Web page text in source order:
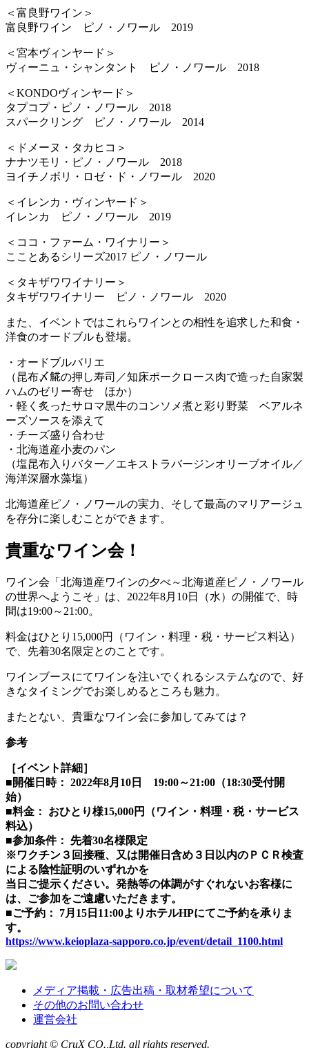
＜富良野ワイン＞
富良野ワイン ピノ・ノワール 2019
＜宮本ヴィンヤード＞
ヴィーニュ・シャンタント ピノ・ノワール 2018
＜KONDOヴィンヤード＞
タプコプ・ピノ・ノワール 2018
スパークリング ピノ・ノワール 2014
＜ドメーヌ・タカヒコ＞
ナナツモリ・ピノ・ノワール 2018
ヨイチノボリ・ロゼ・ド・ノワール 2020
＜イレンカ・ヴィンヤード＞
イレンカ ピノ・ノワール 2019
＜ココ・ファーム・ワイナリー＞
こことあるシリーズ2017 ピノ・ノワール
＜タキザワワイナリー＞
タキザワワイナリー ピノ・ノワール 2020
また、イベントではこれらワインとの相性を追求した和食・
洋食のオードブルも登場。
・オードブルバリエ
（昆布〆𩸽の押し寿司／知床ポークロース肉で造った自家製
ハムのゼリー寄せ ほか）
・軽く炙ったサロマ黒牛のコンソメ煮と彩り野菜 ベアルネ
ーズソースを添えて
・チーズ盛り合わせ
・北海道産小麦のパン
（塩昆布入りバター／エキストラバージンオリーブオイル／
海洋深層水藻塩）
北海道産ピノ・ノワールの実力、そして最高のマリアージュ
を存分に楽しむことができます。
貴重なワイン会！
ワイン会「北海道産ワインの夕べ～北海道産ピノ・ノワール
の世界へようこそ」は、2022年8月10日（水）の開催で、時
間は19:00～21:00。
料金はひとり15,000円（ワイン・料理・税・サービス料込）
で、先着30名限定とのことです。
ワインブースにてワインを注いでくれるシステムなので、好
きなタイミングでお楽しめるところも魅力。
またとない、貴重なワイン会に参加してみては？
参考
［イベント詳細］
■開催日時： 2022年8月10日 19:00～21:00（18:30受付開
始）
■料金： おひとり様15,000円（ワイン・料理・税・サービス
料込）
■参加条件： 先着30名様限定
※ワクチン３回接種、又は開催日含め３日以内のＰＣＲ検査
による陰性証明のいずれかを
当日ご提示ください。発熱等の体調がすぐれないお客様に
は、ご参加をご遠慮いただきます。
■ご予約： 7月15日11:00よりホテルHPにてご予約を承りま
す。
https://www.keioplaza-sapporo.co.jp/event/detail_1100.html
メディア掲載・広告出稿・取材希望について
その他のお問い合わせ
運営会社
copyright © CruX CO.,Ltd. all rights reserved.